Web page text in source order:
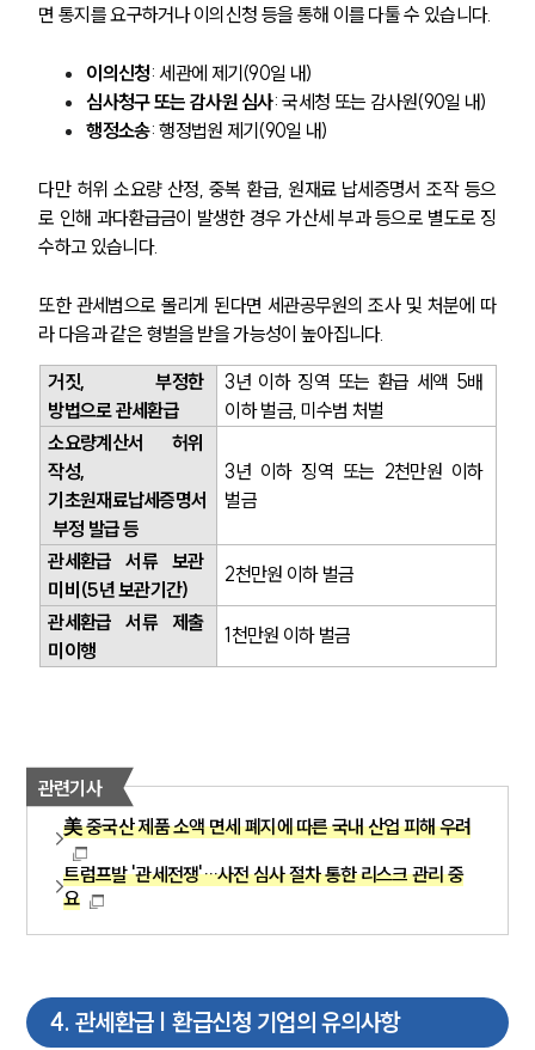
면 통지를 요구하거나 이의신청 등을 통해 이를 다툴 수 있습니다.
이의신청: 세관에 제기(90일 내)
심사청구 또는 감사원 심사: 국세청 또는 감사원(90일 내)
행정소송: 행정법원 제기(90일 내)
다만 허위 소요량 산정, 중복 환급, 원재료 납세증명서 조작 등으
로 인해 과다환급금이 발생한 경우 가산세 부과 등으로 별도로 징
수하고 있습니다.
또한 관세범으로 몰리게 된다면 세관공무원의 조사 및 처분에 따
라 다음과 같은 형벌을 받을 가능성이 높아집니다.
거짓, 부정한
방법으로 관세환급
3년 이하 징역 또는 환급 세액 5배
이하 벌금, 미수범 처벌
소요량계산서 허위
작성,
기초원재료납세증명서
부정 발급 등
3년 이하 징역 또는 2천만원 이하
벌금
관세환급 서류 보관
미비(5년 보관기간)
2천만원 이하 벌금
관세환급 서류 제출
미이행
1천만원 이하 벌금
관련기사
美 중국산 제품 소액 면세 폐지에 따른 국내 산업 피해 우려
트럼프발 '관세전쟁'…사전 심사 절차 통한 리스크 관리 중
요
4. 관세환급 | 환급신청 기업의 유의사항